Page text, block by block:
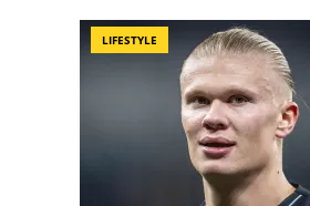
LIFESTYLE